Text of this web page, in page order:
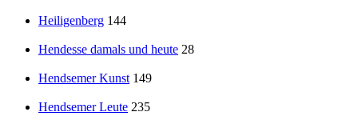
Heiligenberg 144
Hendesse damals und heute 28
Hendsemer Kunst 149
Hendsemer Leute 235